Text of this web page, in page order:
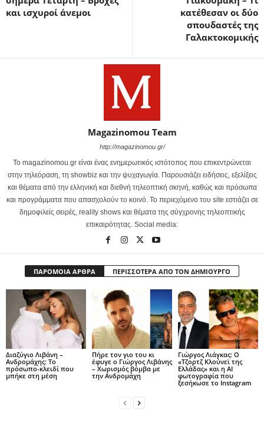
και ισχυροί άνεμοι
κατέθεσαν οι δύο
σπουδαστές της
Γαλακτοκομικής
Magazinomou Team
http://magazinomou.gr/
Το magazinomou.gr είναι ένας ενημερωτικός ιστότοπος που επικεντρώνεται
στην τηλεόραση, τη showbiz και την ψυχαγωγία. Παρουσιάζει ειδήσεις, εξελίξεις
και θέματα από την ελληνική και διεθνή τηλεοπτική σκηνή, καθώς και πρόσωπα
και προγράμματα που απασχολούν το κοινό. Το περιεχόμενο του site εστιάζει σε
δημοφιλείς σειρές, reality shows και θέματα της σύγχρονης τηλεοπτικής
επικαιρότητας. Social media:
ΠΑΡΟΜΟΙΑ ΑΡΘΡΑ ΠΕΡΙΣΣΟΤΕΡΑ ΑΠΟ ΤΟΝ ΔΗΜΙΟΥΡΓΟ
Διαζύγιο Λιβάνη –
Ανδρομάχης: Το
πρόσωπο-κλειδί που
μπήκε στη μέση
Πήρε τον γιο του κι
έφυγε ο Γιώργος Λιβάνης
– Χωρισμός βόμβα με
την Ανδρομάχη
Γιώργος Λιάγκας: Ο
«Τζορτζ Κλούνεϊ της
Ελλάδας» και η AI
φωτογραφία που
ξεσήκωσε το Instagram